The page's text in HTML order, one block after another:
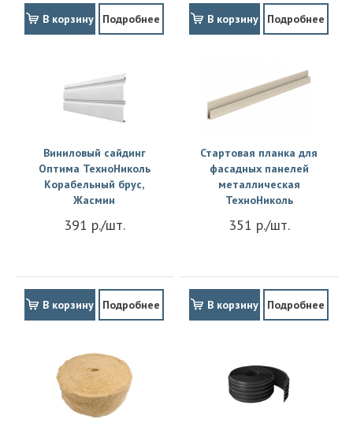
В корзину Подробнее В корзину Подробнее
Виниловый сайдинг
Оптима ТехноНиколь
Корабельный брус,
Жасмин
391 р./шт.
В корзину Подробнее
Стартовая планка для
фасадных панелей
металлическая
ТехноНиколь
351 р./шт.
В корзину Подробнее